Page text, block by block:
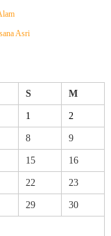
Asri
S M
1 2
8 9
15 16
22 23
29 30